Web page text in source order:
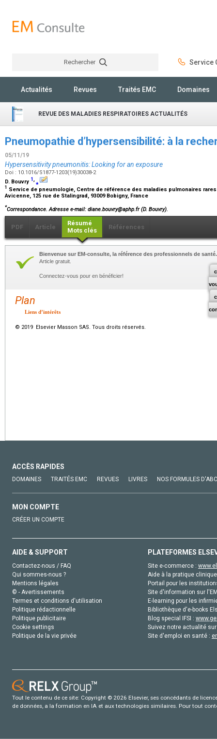
Rechercher Service
Actualités Revues Traités EMC Domaines
REVUE DES MALADIES RESPIRATOIRES ACTUALITÉS
Pneumopathie d’hypersensibilité: à la
05/11/19
Hypersensitivity pneumonitis: Looking for an exposure
Doi : 10.1016/S1877-1203(19)30038-2
D. Bouvry 1,⁎
1 Service de pneumologie, Centre de référence des maladies pulmonaires
Avicenne, 125 rue de Stalingrad, 93009 Bobigny, France
*Correspondance.Adresse e-mail: diane.bouvry@aphp.fr (D. Bouvry).
PDF Article
Résumé
Mots clés
Références
Bienvenue sur EM-consulte, la référence des professionnels de santé.
Article gratuit.
Connectez-vous pour en bénéficier!
Plan
Liens d’intérêts
© 2019 Elsevier Masson SAS. Tous droits réservés.
ACCÈS RAPIDES
DOMAINES TRAITÉS EMC REVUES LIVRES NOS FORMULES
MON COMPTE
CRÉER UN COMPTE
AIDE & SUPPORT
Contactez-nous / FAQ
Qui sommes-nous ?
Mentions légales
© - Avertissements
Termes et conditions d'utilisation
Politique rédactionnelle
Politique publicitaire
Cookie settings
Politique de la vie privée
PLATEFORMES
Site e-commerce :
Aide à la pratique
Portail pour les
Site d'information sur
E-learning pour les
Bibliothèque d'e-books
Blog special IFSI :
Suivez notre actualité
Site d'emploi en santé :
Tout le contenu de ce site: Copyright © 2026 Elsevier, ses concédants de
de données, a la formation en IA et aux technologies similaires. Pour tout